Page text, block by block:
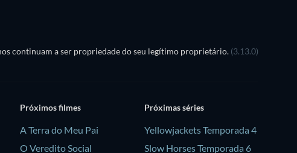
continuam a ser propriedade do seu legítimo proprietário. (3.13.0)
Próximos filmes
A Terra do Meu Pai
O Veredito Social
Próximas séries
Yellowjackets Temporada 4
Slow Horses Temporada 6